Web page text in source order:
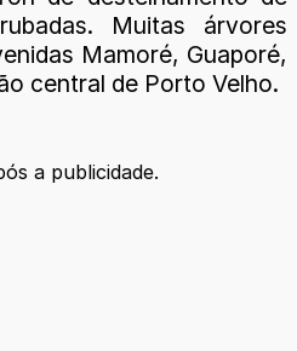
Muitas árvores
Mamoré, Guaporé,
central de Porto Velho.
a publicidade.